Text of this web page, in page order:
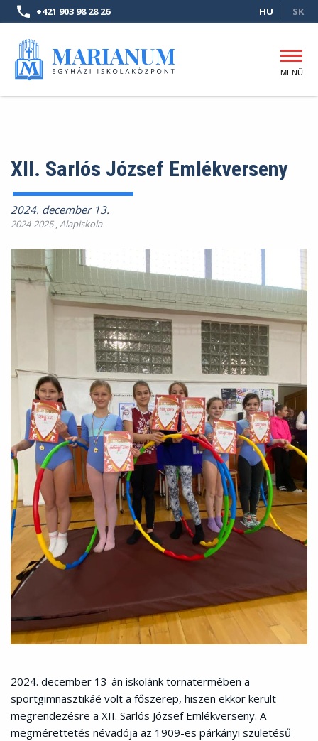
Ugrás
a
tartalomra
+421 903 98 28 26 HU SK
Fő
MENÜ
XII. Sarlós József Emlékverseny
2024. december 13.
2024-2025,Alapiskola
2024. december 13-án iskolánk tornatermében a
sportgimnasztikáé volt a főszerep, hiszen ekkor került
megrendezésre a XII. Sarlós József Emlékverseny. A
megmérettetés névadója az 1909-es párkányi születésű